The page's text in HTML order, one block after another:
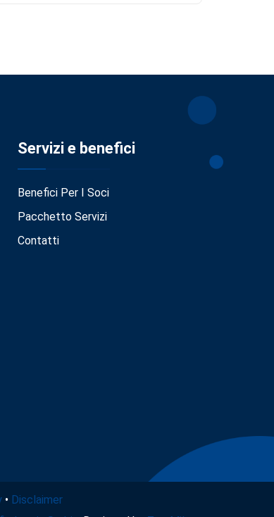
Servizi e benefici
Benefici Per I Soci
Pacchetto Servizi
Contatti
• Disclaimer